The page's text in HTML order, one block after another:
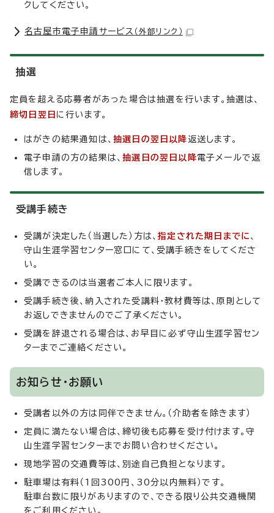
クしてください。
名古屋市電子申請サービス （外部リンク）
抽選
定員を超える応募者があった場合は抽選を行います。抽選は、
締切日翌日 に行います。
はがきの結果通知は、 抽選日の翌日以降返送します。
電子申請の方の結果は、抽選日の翌日以降電子メールで返
信します。
受講手続き
受講が決定した（当選した）方は、指定された期日までに 、
守山生涯学習センター窓口にて、受講手続きをしてくださ
い。
受講できるのは当選者ご本人に限ります。
受講手続き後、納入された受講料・教材費等は、原則として
お返しできませんのでご了承ください。
受講を辞退される場合は、お早目に必ず守山生涯学習セン
ターまでご連絡ください。
お知らせ・お願い
受講者以外の方は同伴できません。（介助者を除きます）
定員に満たない場合は、締切後も応募を受け付けます。守
山生涯学習センターまでお問い合わせください。
現地学習の交通費等は、別途自己負担となります。
駐車場は有料（1回300円、30分以内無料）です。
駐車台数に限りがありますので、できる限り公共交通機関
をご利用ください。